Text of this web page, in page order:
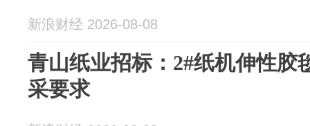
新浪财经 2026-08-08
青山纸业招标：2#纸机伸性胶
采要求